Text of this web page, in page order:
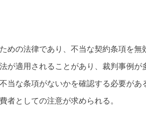
めの法律であり、不当な契約条項を無
が適用されることがあり、裁判事例が
な条項がないかを確認する必要があ
としての注意が求められる。